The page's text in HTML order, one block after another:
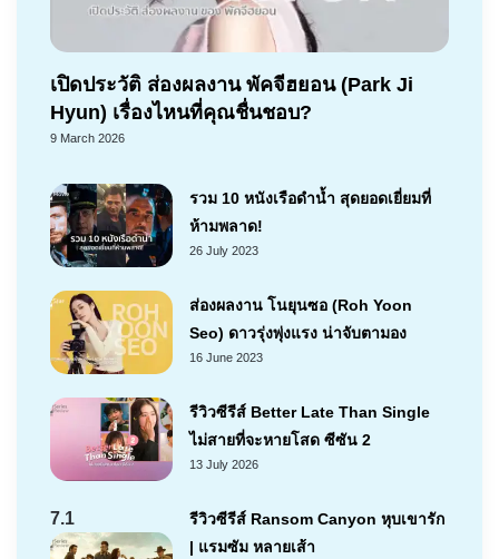
เปิดประวัติ ส่องผลงาน พัคจีฮยอน (Park Ji
Hyun) เรื่องไหนที่คุณชื่นชอบ?
9 March 2026
รวม 10 หนังเรือดำน้ำ สุดยอดเยี่ยมที่
ห้ามพลาด!
26 July 2023
ส่องผลงาน โนยุนซอ (Roh Yoon
Seo) ดาวรุ่งพุ่งแรง น่าจับตามอง
16 June 2023
รีวิวซีรีส์ Better Late Than Single
ไม่สายที่จะหายโสด ซีซัน 2
13 July 2026
7.1
รีวิวซีรีส์ Ransom Canyon หุบเขารัก
| แรมซัม หลายเส้า